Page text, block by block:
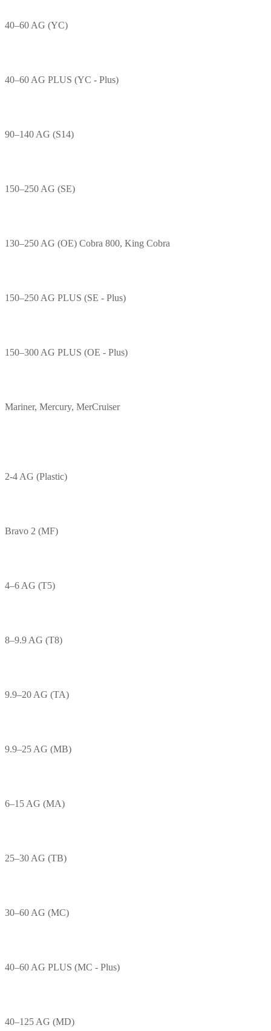
40–60 AG (YC)
40–60 AG PLUS (YC - Plus)
90–140 AG (S14)
150–250 AG (SE)
130–250 AG (OE) Cobra 800, King Cobra
150–250 AG PLUS (SE - Plus)
150–300 AG PLUS (OE - Plus)
Mariner, Mercury, MerCruiser
2-4 AG (Plastic)
Bravo 2 (MF)
4–6 AG (T5)
8–9.9 AG (T8)
9.9–20 AG (TA)
9.9–25 AG (MB)
6–15 AG (MA)
25–30 AG (TB)
30–60 AG (MC)
40–60 AG PLUS (MC - Plus)
40–125 AG (MD)